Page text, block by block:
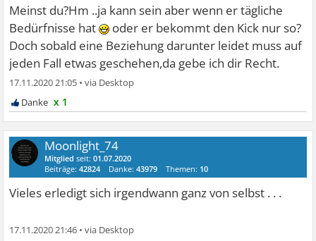
Meinst du?Hm ..ja kann sein aber wenn er tägliche
Bedürfnisse hat
oder er bekommt den Kick nur so?
Doch sobald eine Beziehung darunter leidet muss auf
jeden Fall etwas geschehen,da gebe ich dir Recht.
17.11.2020 21:05 •
x 1
Moonlight_74
Mitglied seit:01.07.2020
Beiträge:42824 Danke:43979 Themen: 10
Vieles erledigt sich irgendwann ganz von selbst . . .
17.11.2020 21:46 •